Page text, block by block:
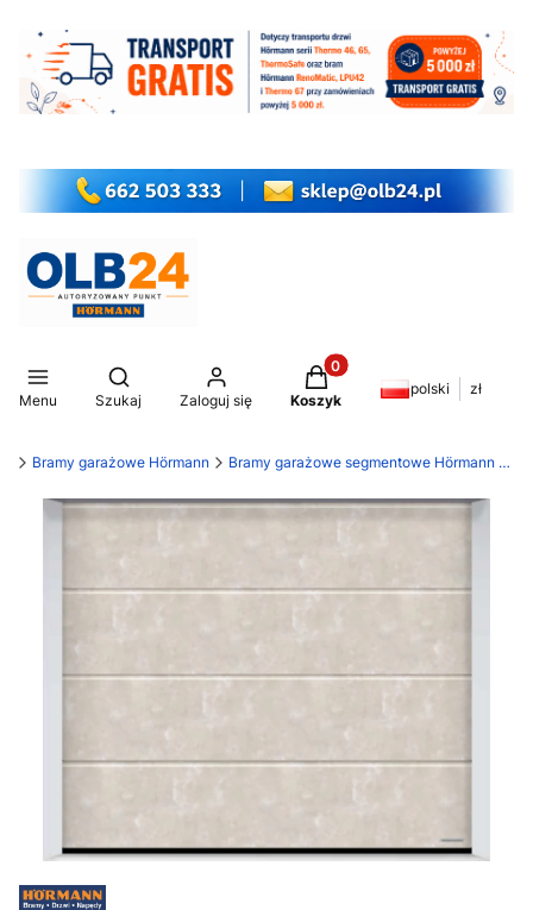
Menu
Otwórz wyszukiwarkę
Szukaj Zaloguj się
Produkty w koszyku: 0.
Koszyk
polski zł
Bramy garażowe Hörmann Bramy garażowe segmentowe Hörmann LPU 42